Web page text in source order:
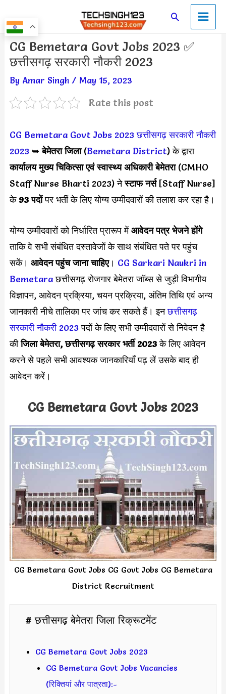
to
content
SearchMain
Menu
CG Bemetara Govt Jobs 2023 ✅
छत्तीसगढ़ सरकारी नौकरी 2023
By Amar Singh / May 15, 2023
Rate this post
CG Bemetara Govt Jobs 2023 छत्तीसगढ़ सरकारी नौकरी
2023➥बेमेतरा जिला(Bemetara District) के द्वारा
कार्यालय मुख्य चिकित्सा एवं स्वास्थ्य अधिकारी बेमेतरा (CMHO
Staff Nurse Bharti 2023) नेस्टाफ नर्स[Staff Nurse]
के93 पदोंपर भर्ती के लिए योग्य उम्मीदवारों की तलाश कर रहा है।
योग्य उम्मीदवारों को निर्धारित प्रारूप मेंआवेदन पत्र भेजने होंगे
ताकि वे सभी संबंधित दस्तावेजों के साथ संबंधित पते पर पहुंच
सकें। आवेदन पहुंच जाना चाहिए। CG Sarkari Naukri in
Bemetaraछत्तीसगढ़ रोजगार बेमेतरा जॉब्स से जुड़ी विभागीय
विज्ञापन, आवेदन प्रक्रिया, चयन प्रक्रिया, अंतिम तिथि एवं अन्य
जानकारी नीचे तालिका पर जांच कर सकते हैं। इनछत्तीसगढ़
सरकारी नौकरी 2023पदों के लिए सभी उम्मीदवारों से निवेदन है
कीजिला बेमेतरा, छत्तीसगढ़ सरकार भर्ती 2023के लिए आवेदन
करने से पहले सभी आवश्यक जानकारियाँ पढ़ लें उसके बाद ही
आवेदन करें।
CG Bemetara Govt Jobs 2023
CG Bemetara Govt Jobs CG Govt Jobs CG Bemetara
District Recruitment
# छत्तीसगढ़ बेमेतरा जिला रिक्रूटमेंट
CG Bemetara Govt Jobs 2023
CG Bemetara Govt Jobs Vacancies
(रिक्तियां और पात्रता):-
Post
navigation